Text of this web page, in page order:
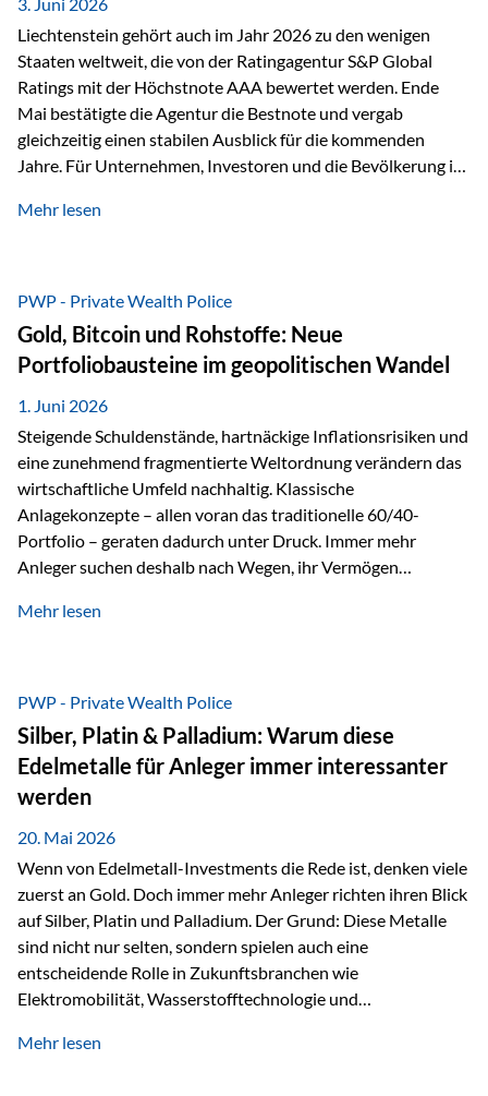
Liechtenstein gehört auch im Jahr 2026 zu den wenigen
Staaten weltweit, die von der Ratingagentur S&P Global
Ratings mit der Höchstnote AAA bewertet werden. Ende
Mai bestätigte die Agentur die Bestnote und vergab
gleichzeitig einen stabilen Ausblick für die kommenden
Jahre. Für Unternehmen, Investoren und die Bevölkerung ist
finanzielle Stabilität des Landes sowie das Vertrauen
trotz Herausforderungen Die weltwirtschaftlichen
Rahmenbedingungen bleiben anspruchsvoll. Geopolitische
Unsicherheiten, eine verhaltene Investitionstätigkeit und
eine schwächere Nachfrage in wichtigen Exportmärkten
beeinflussen auch die liechtensteinische Wirtschaft.
Dennoch sieht…
Mehr lesen
PWP - Private Wealth Police
Gold, Bitcoin und Rohstoffe: Neue
Portfoliobausteine im geopolitischen Wandel
1. Juni 2026
Steigende Schuldenstände, hartnäckige Inflationsrisiken und
eine zunehmend fragmentierte Weltordnung verändern das
wirtschaftliche Umfeld nachhaltig. Klassische
Anlagekonzepte – allen voran das traditionelle 60/40-
Portfolio – geraten dadurch unter Druck. Immer mehr
Anleger suchen deshalb nach Wegen, ihr Vermögen
Unsicherheit abzusichern. Genau hier rücken reale und
monetäre Rolle zurück Gold erlebt derzeit eine
bemerkenswerte Renaissance als monetärer Wertspeicher.
Treiber sind Rekordkäufe der Zentralbanken, geopolitische
Spannungen und ein schleichender Vertrauensverlust in
ungedeckte Papierwährungen. Wie groß dieser
Vertrauensverlust ausfällt, zeigt ein nüchterner
Mehr lesen
PWP - Private Wealth Police
Silber, Platin & Palladium: Warum diese
Edelmetalle für Anleger immer interessanter
werden
20. Mai 2026
Wenn von Edelmetall-Investments die Rede ist, denken viele
zuerst an Gold. Doch immer mehr Anleger richten ihren Blick
auf Silber, Platin und Palladium. Der Grund: Diese Metalle
sind nicht nur selten, sondern spielen auch eine
entscheidende Rolle in Zukunftsbranchen wie
Elektromobilität, Wasserstofftechnologie und
Faktoren für Investoren – begrenztes Angebot und
Mehr lesen